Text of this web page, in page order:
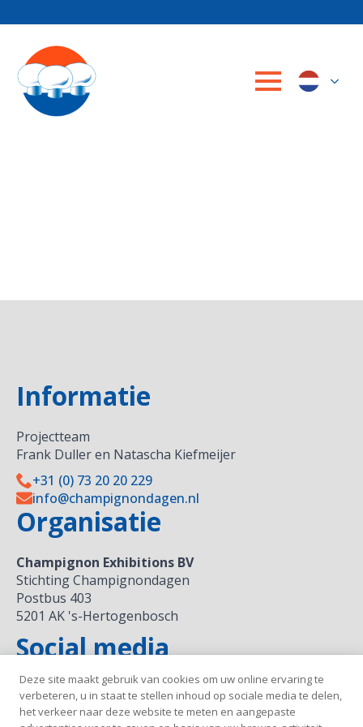
Informatie
Projectteam
Frank Duller en Natascha Kiefmeijer
+31 (0) 73 20 20 229
info@champignondagen.nl
Organisatie
Champignon Exhibitions BV
Stichting Champignondagen
Postbus 403
5201 AK 's-Hertogenbosch
Social media
Deze site maakt gebruik van cookies om uw online ervaring te
verbeteren, u in staat te stellen inhoud op sociale media te delen,
het verkeer naar deze website te meten en aangepaste